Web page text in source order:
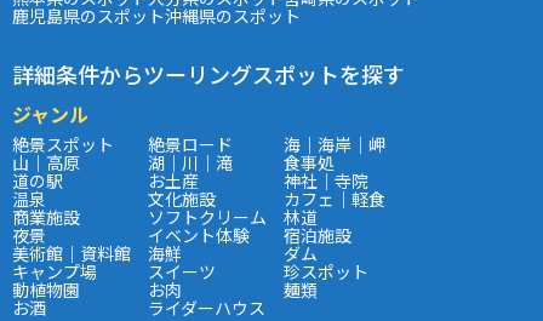
鹿児島県のスポット沖縄県のスポット
詳細条件からツーリングスポットを探す
ジャンル
絶景スポット 絶景ロード 海｜海岸｜岬
山｜高原 湖｜川｜滝 食事処
道の駅 お土産 神社｜寺院
温泉 文化施設 カフェ｜軽食
商業施設 ソフトクリーム 林道
夜景 イベント体験 宿泊施設
美術館｜資料館 海鮮 ダム
キャンプ場 スイーツ 珍スポット
動植物園 お肉 麺類
お酒 ライダーハウス